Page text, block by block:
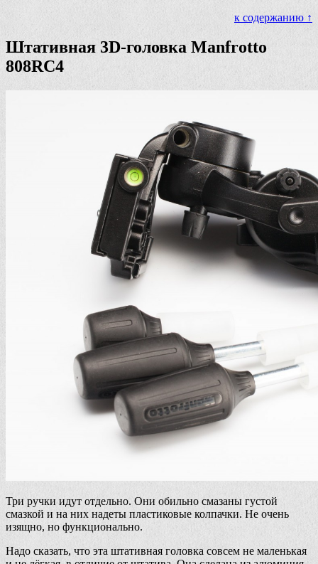
к содержанию ↑
Штативная 3D-головка Manfrotto
808RC4
Три ручки идут отдельно. Они обильно смазаны густой
смазкой и на них надеты пластиковые колпачки. Не очень
изящно, но функционально.
Надо сказать, что эта штативная головка совсем не маленькая